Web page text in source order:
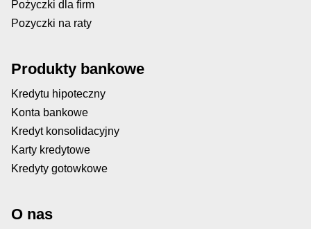
Pożyczki dla firm
Pozyczki na raty
Produkty bankowe
Kredytu hipoteczny
Konta bankowe
Kredyt konsolidacyjny
Karty kredytowe
Kredyty gotowkowe
O nas